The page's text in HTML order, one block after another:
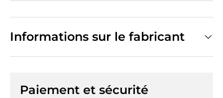
Informations sur le fabricant
Paiement et sécurité